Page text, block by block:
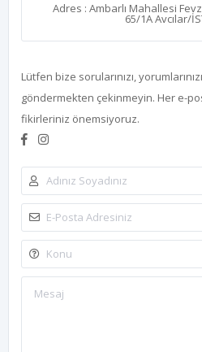
Adres : Ambarlı Mahallesi
65/1A Avcılar/
Lütfen bize sorularınızı,
göndermekten çekinmeyin. Her e-
fikirleriniz önemsiyoruz.